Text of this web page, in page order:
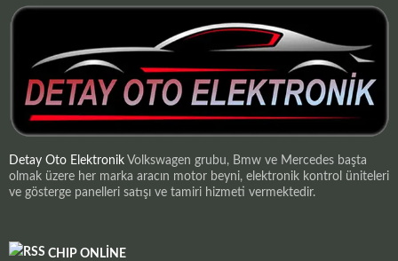
Detay Oto Elektronik Volkswagen grubu, Bmw ve Mercedes başta
olmak üzere her marka aracın motor beyni, elektronik kontrol üniteleri
ve gösterge panelleri satışı ve tamiri hizmeti vermektedir.
CHIP ONLINE